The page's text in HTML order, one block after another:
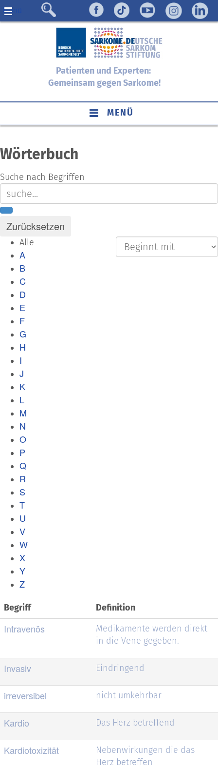
Menü
Patienten und Experten:
Gemeinsam gegen Sarkome!
MENÜ
Wörterbuch
Suche nach Begriffen
Alle
A
B
C
D
E
F
G
H
I
J
K
L
M
N
O
P
Q
R
S
T
U
V
W
X
Y
Z
Begriff Definition
Intravenös
Medikamente werden direkt
in die Vene gegeben.
Invasiv Eindringend
irreversibel nicht umkehrbar
Kardio Das Herz betreffend
Kardiotoxizität
Nebenwirkungen die das
Herz betreffen